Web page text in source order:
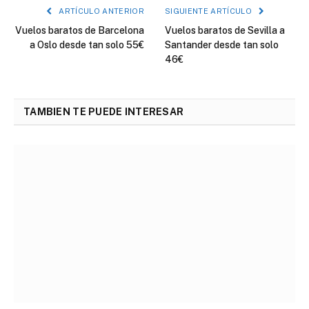
ARTÍCULO ANTERIOR
Vuelos baratos de Barcelona
a Oslo desde tan solo 55€
SIGUIENTE ARTÍCULO
Vuelos baratos de Sevilla a
Santander desde tan solo
46€
TAMBIEN TE PUEDE INTERESAR